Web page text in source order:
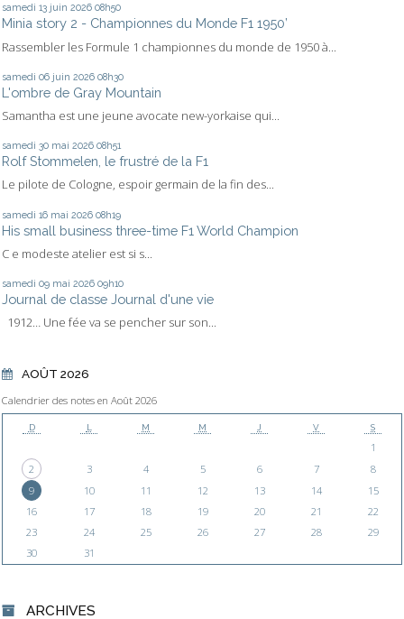
samedi 13 juin 2026 08h50
Minia story 2 - Championnes du Monde F1 1950’
Rassembler les Formule 1 championnes du monde de 1950 à...
samedi 06 juin 2026 08h30
L'ombre de Gray Mountain
Samantha est une jeune avocate new-yorkaise qui...
samedi 30 mai 2026 08h51
Rolf Stommelen, le frustré de la F1
Le pilote de Cologne, espoir germain de la fin des...
samedi 16 mai 2026 08h19
His small business three-time F1 World Champion
C e modeste atelier est si s...
samedi 09 mai 2026 09h10
Journal de classe Journal d'une vie
1912… Une fée va se pencher sur son...
AOÛT 2026
Calendrier des notes en Août 2026
D L M M J V S
1
2
3 4 5 6 7
8
9
10 11 12 13 14
15
16
17 18 19 20 21
22
23
24 25 26 27 28
29
30
31
ARCHIVES